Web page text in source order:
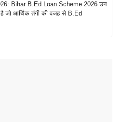
Bihar B.Ed Loan Scheme 2026 उन
जो आर्थिक तंगी की वजह से B.Ed